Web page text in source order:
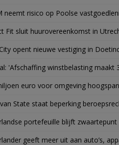
neemt risico op Poolse
Fit sluit huurovereenkomst in
opent nieuwe vestiging in
'Afschaffing winstbelasting maakt
euro voor omgeving
State staat beperking
portefeuille blijft
geeft meer uit aan auto’s,